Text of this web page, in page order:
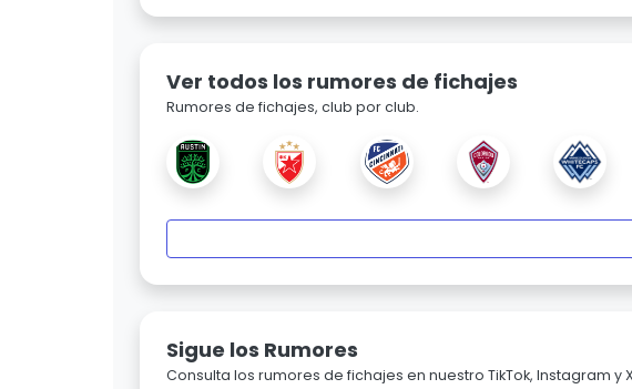
Ver todos los rumores de fichajes
Rumores de fichajes, club por club.
Sigue los Rumores
Consulta los rumores de fichajes en nuestro TikTok, Instagram y